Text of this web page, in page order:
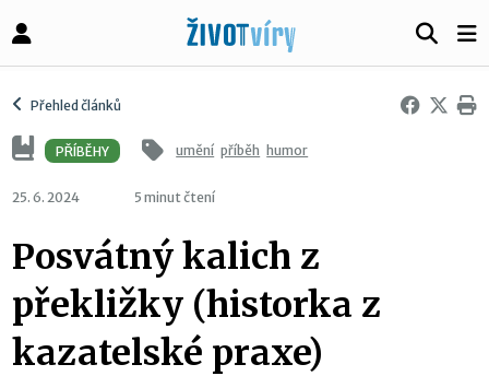
Přehled článků
PŘÍBĚHY umění příběh humor
25. 6. 2024 5 minut čtení
Posvátný kalich z
překližky (historka z
kazatelské praxe)